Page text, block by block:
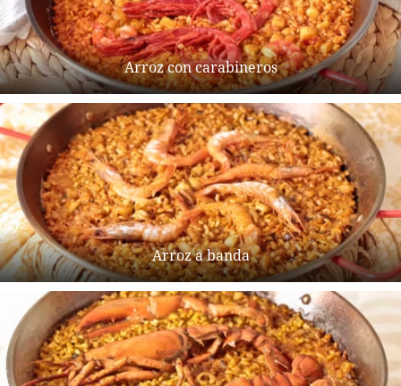
Arroz con carabineros
Arroz a banda